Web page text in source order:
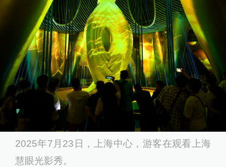
2025年7月23日，上海中心，游客在观看上海
慧眼光影秀。